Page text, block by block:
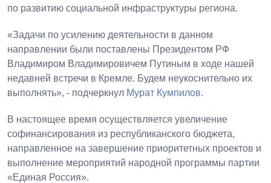
по развитию социальной инфраструктуры региона.
«Задачи по усилению деятельности в данном
направлении были поставлены Президентом РФ
Владимиром Владимировичем Путиным в ходе нашей
недавней встречи в Кремле. Будем неукоснительно их
выполнять», - подчеркнул Мурат Кумпилов.
В настоящее время осуществляется увеличение
софинансирования из республиканского бюджета,
направленное на завершение приоритетных проектов и
выполнение мероприятий народной программы партии
«Единая Россия».